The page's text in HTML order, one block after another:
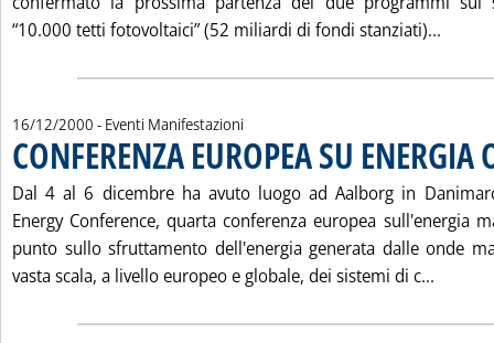
“10.000 tetti fotovoltaici” (52 miliardi di fondi stanziati)...
16/12/2000 - Eventi Manifestazioni
CONFERENZA EUROPEA SU ENERGIA
Dal 4 al 6 dicembre ha avuto luogo ad Aalborg in
Energy Conference, quarta conferenza europea sull'energia
punto sullo sfruttamento dell'energia generata dalle onde
vasta scala, a livello europeo e globale, dei sistemi di c...